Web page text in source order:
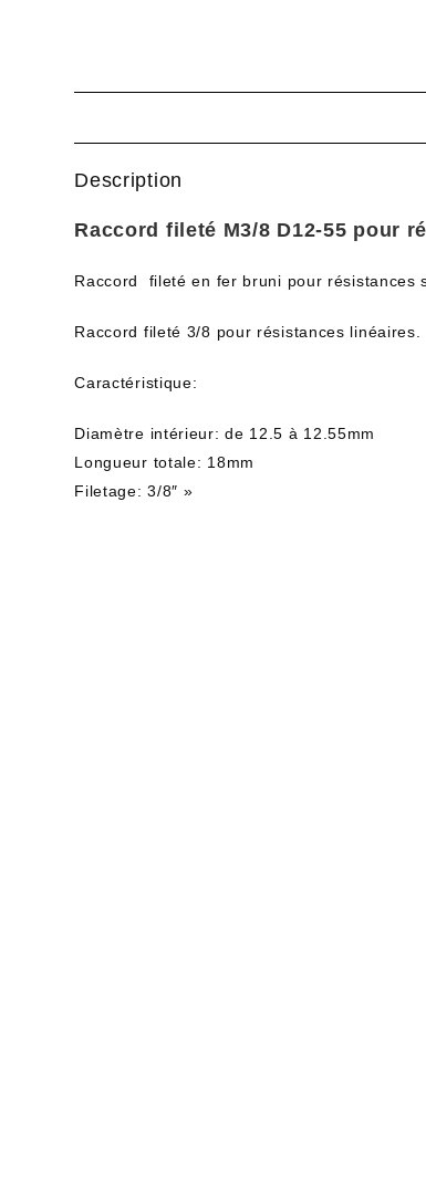
Description
Raccord fileté M3/8 D12-55 pour
Raccord fileté en fer bruni pour résistances
Raccord fileté 3/8 pour résistances linéaires.
Caractéristique:
Diamètre intérieur: de 12.5 à 12.55mm
Longueur totale: 18mm
Filetage: 3/8″ »